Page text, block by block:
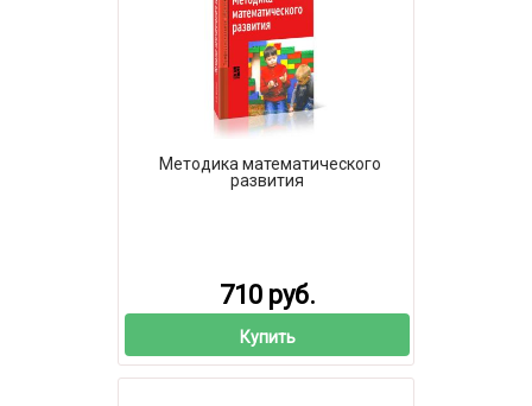
Методика математического
развития
710 руб.
Купить